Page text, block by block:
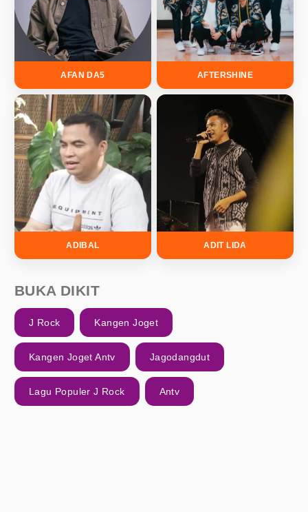
AFAN DA5 AFTERSHINE
ADIBAL ADIT LIDA
BUKA DIKIT
J Rock Kangen Joget
Kangen Joget Antv Jagodangdut
Lagu Populer J Rock Antv